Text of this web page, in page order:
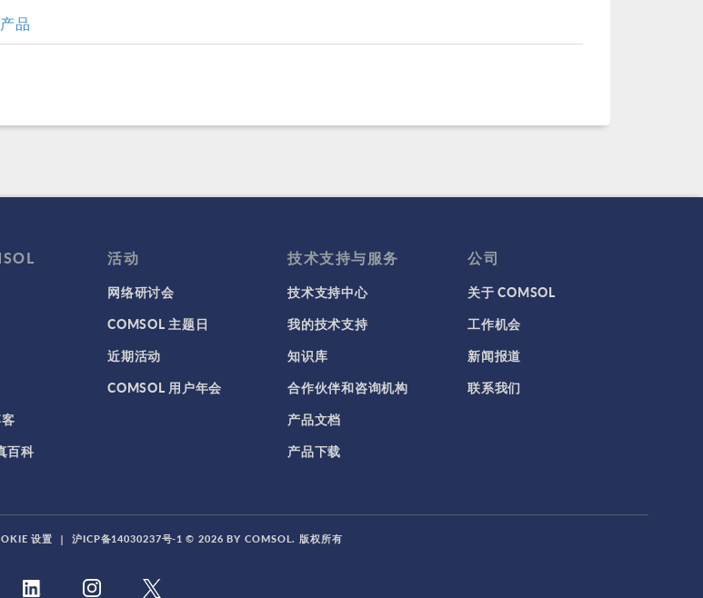
品
百科
活动
网络研讨会
COMSOL 主题日
近期活动
COMSOL 用户年会
技术支持与服务
技术支持中心
我的技术支持
知识库
合作伙伴和咨询机构
产品文档
产品下载
公司
关于 COMSOL
工作机会
新闻报道
联系我们
设置 | 沪ICP备14030237号-1 © 2026 BY COMSOL. 版权所有